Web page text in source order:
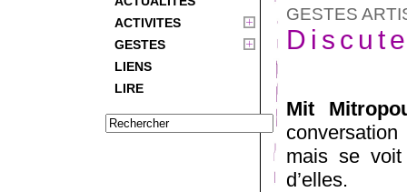
ACTIVITES
GESTES
LIENS
LIRE
GESTES
Mit
mais se
d’elles.